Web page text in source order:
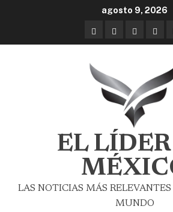
agosto 9, 2026
EL
LAS NOTICIAS MÁS
MUNDO